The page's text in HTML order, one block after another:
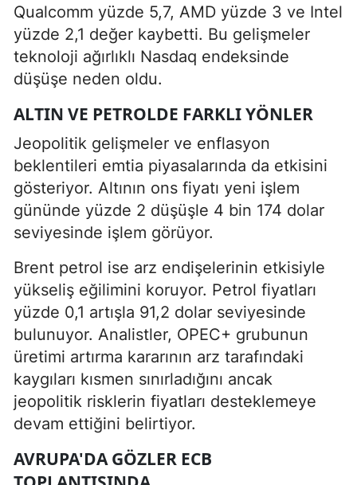
Qualcomm yüzde 5,7, AMD yüzde 3 ve Intel
yüzde 2,1 değer kaybetti. Bu gelişmeler
teknoloji ağırlıklı Nasdaq endeksinde
düşüşe neden oldu.
ALTIN VE PETROLDE FARKLI YÖNLER
Jeopolitik gelişmeler ve enflasyon
beklentileri emtia piyasalarında da etkisini
gösteriyor. Altının ons fiyatı yeni işlem
gününde yüzde 2 düşüşle 4 bin 174 dolar
seviyesinde işlem görüyor.
Brent petrol ise arz endişelerinin etkisiyle
yükseliş eğilimini koruyor. Petrol fiyatları
yüzde 0,1 artışla 91,2 dolar seviyesinde
bulunuyor. Analistler, OPEC+ grubunun
üretimi artırma kararının arz tarafındaki
kaygıları kısmen sınırladığını ancak
jeopolitik risklerin fiyatları desteklemeye
devam ettiğini belirtiyor.
AVRUPA'DA GÖZLER ECB